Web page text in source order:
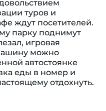
туров и
ждут посетителей.
парку поднимут
игровая
можно
автостоянке
еды в номер и
отдохнуть.